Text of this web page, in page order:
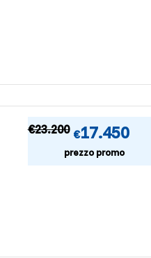
€23.200 €17.450
prezzo promo